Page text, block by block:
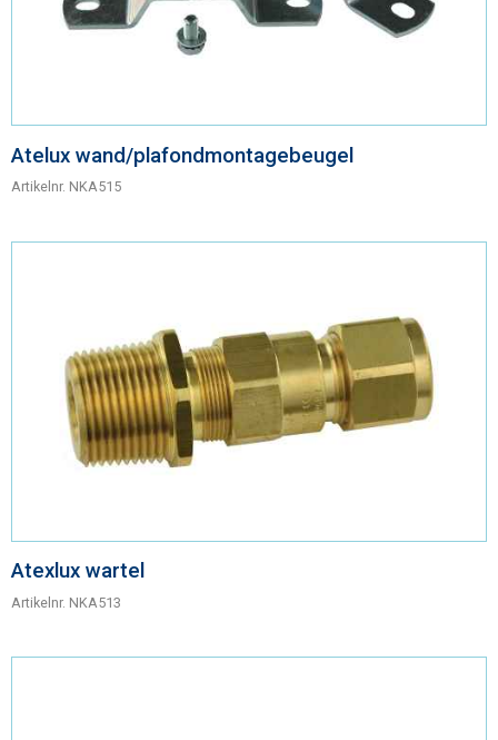
Atelux wand/plafondmontagebeugel
Artikelnr. NKA515
Atexlux wartel
Artikelnr. NKA513